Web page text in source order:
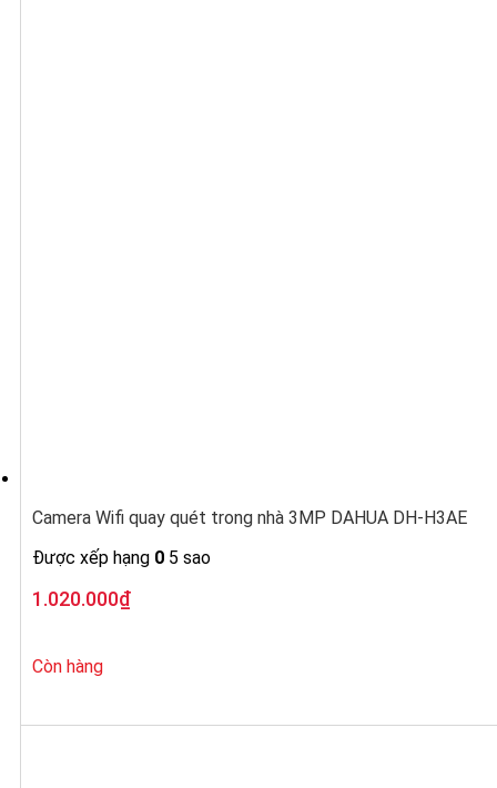
Camera Wifi quay quét trong nhà 3MP DAHUA DH-H3AE
Được xếp hạng 0 5 sao
1.020.000₫
Còn hàng